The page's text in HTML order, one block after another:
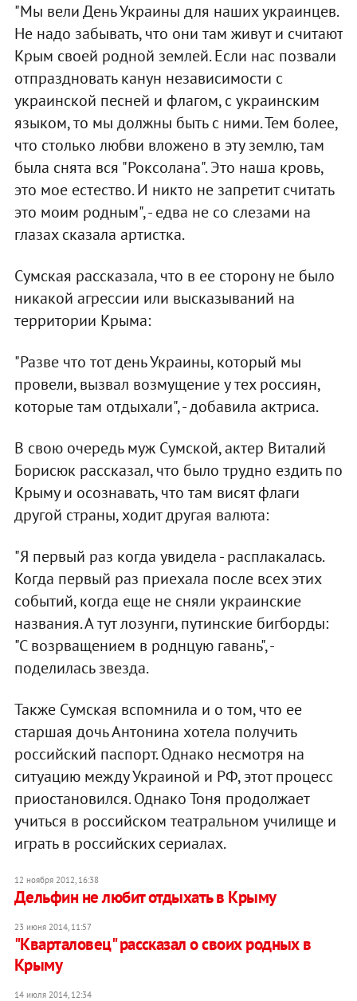
"Мы вели День Украины для наших украинцев.
Не надо забывать, что они там живут и считают
Крым своей родной землей. Если нас позвали
отпраздновать канун независимости с
украинской песней и флагом, с украинским
языком, то мы должны быть с ними. Тем более,
что столько любви вложено в эту землю, там
была снята вся "Роксолана". Это наша кровь,
это мое естество. И никто не запретит считать
это моим родным", - едва не со слезами на
глазах сказала артистка.
Сумская рассказала, что в ее сторону не было
никакой агрессии или высказываний на
территории Крыма:
"Разве что тот день Украины, который мы
провели, вызвал возмущение у тех россиян,
которые там отдыхали", - добавила актриса.
В свою очередь муж Сумской, актер Виталий
Борисюк рассказал, что было трудно ездить по
Крыму и осознавать, что там висят флаги
другой страны, ходит другая валюта:
"Я первый раз когда увидела - расплакалась.
Когда первый раз приехала после всех этих
событий, когда еще не сняли украинские
названия. А тут лозунги, путинские бигборды:
"С возрващением в роднцую гавань", -
поделилась звезда.
Также Сумская вспомнила и о том, что ее
старшая дочь Антонина хотела получить
российский паспорт. Однако несмотря на
ситуацию между Украиной и РФ, этот процесс
приостановился. Однако Тоня продолжает
учиться в российском театральном училище и
играть в российских сериалах.
12 ноября 2012, 16:38
Дельфин не любит отдыхать в Крыму
23 июня 2014, 11:57
"Кварталовец" рассказал о своих родных в
Крыму
14 июля 2014, 12:34